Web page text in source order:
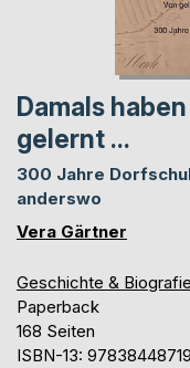
Damals
gelernt ...
300 Jahre
anderswo
Vera Gärtner
Geschichte &
Paperback
168 Seiten
ISBN-13: